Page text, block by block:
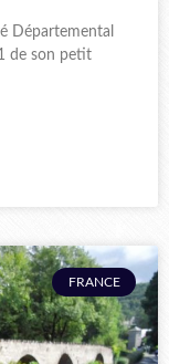
Départemental
de son petit
FRANCE